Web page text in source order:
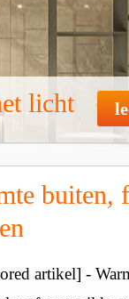
licht
buiten,
artikel] -